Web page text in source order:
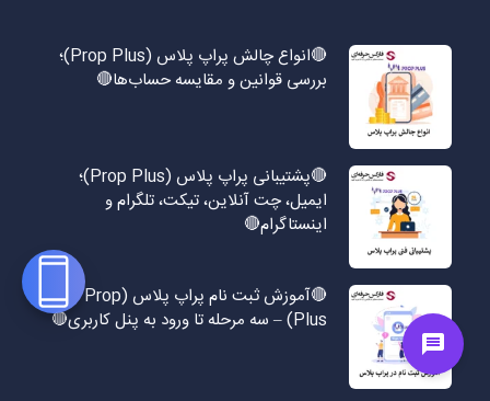
🔴انواع چالش پراپ پلاس (Prop Plus)؛
بررسی قوانین و مقایسه حساب‌ها🔴
🔴پشتیبانی پراپ پلاس (Prop Plus)؛
ایمیل، چت آنلاین، تیکت، تلگرام و
اینستاگرام🔴
🔴آموزش ثبت نام پراپ پلاس (Prop
Plus) – سه مرحله تا ورود به پنل کاربری🔴